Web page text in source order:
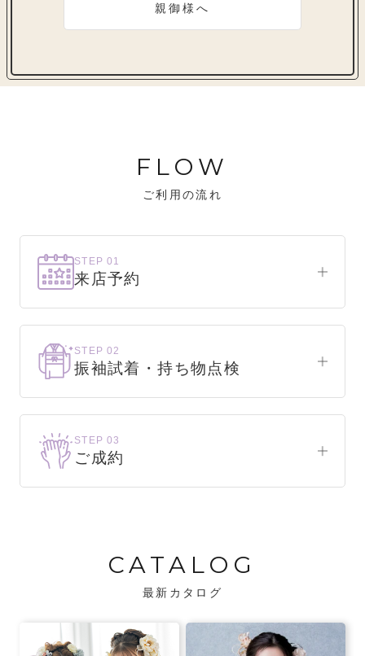
親御様へ
FLOW
ご利用の流れ
STEP 01
来店予約
まずはお気軽にご来店ください。
STEP 02
振袖試着・持ち物点検
お気に入りの振袖が見つかるまで、何着でも
試着できます。
・振袖コンシェルジュが、振袖に合う小物や
バッグでお嬢様らしいコーディネートをご
STEP 03
ご成約
CATALOG
最新カタログ